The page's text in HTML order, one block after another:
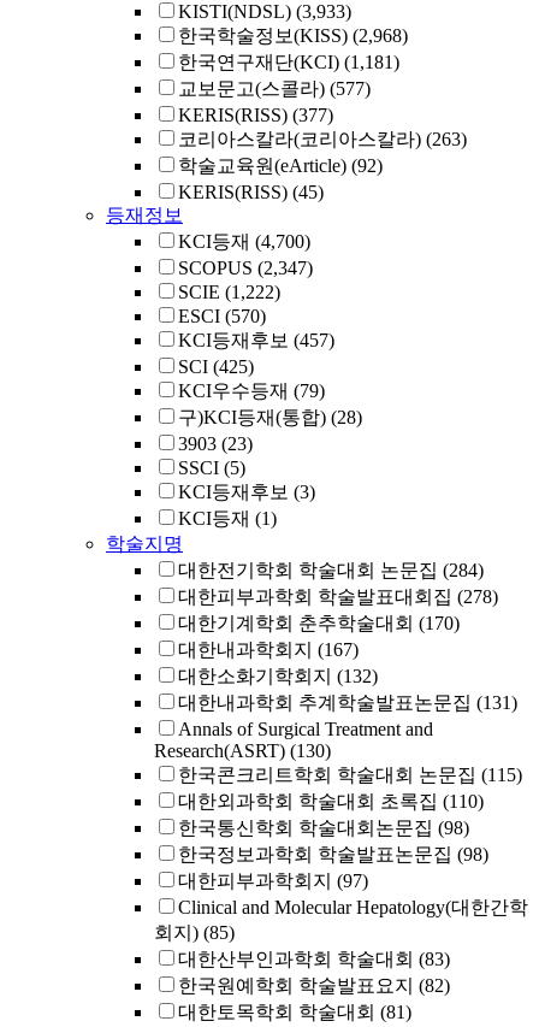
KISTI(NDSL) (3,933)
한국학술정보(KISS) (2,968)
한국연구재단(KCI) (1,181)
교보문고(스콜라) (577)
KERIS(RISS) (377)
코리아스칼라(코리아스칼라) (263)
학술교육원(eArticle) (92)
KERIS(RISS) (45)
등재정보
KCI등재 (4,700)
SCOPUS (2,347)
SCIE (1,222)
ESCI (570)
KCI등재후보 (457)
SCI (425)
KCI우수등재 (79)
구)KCI등재(통합) (28)
3903 (23)
SSCI (5)
KCI등재후보 (3)
KCI등재 (1)
학술지명
대한전기학회 학술대회 논문집 (284)
대한피부과학회 학술발표대회집 (278)
대한기계학회 춘추학술대회 (170)
대한내과학회지 (167)
대한소화기학회지 (132)
대한내과학회 추계학술발표논문집 (131)
Annals of Surgical Treatment and
Research(ASRT) (130)
한국콘크리트학회 학술대회 논문집 (115)
대한외과학회 학술대회 초록집 (110)
한국통신학회 학술대회논문집 (98)
한국정보과학회 학술발표논문집 (98)
대한피부과학회지 (97)
Clinical and Molecular Hepatology(대한간학
회지) (85)
대한산부인과학회 학술대회 (83)
한국원예학회 학술발표요지 (82)
대한토목학회 학술대회 (81)